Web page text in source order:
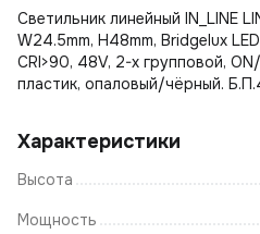
Светильник линейный IN_LINE
W24.5mm, H48mm, Bridgelux
CRI>90, 48V, 2-х групповой,
пластик, опаловый/чёрный.
Характеристики
Высота
Мощность